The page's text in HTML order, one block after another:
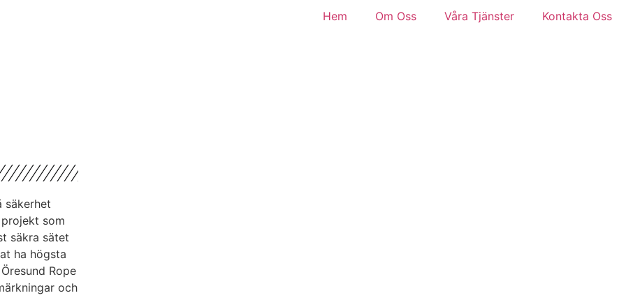
Hem Om Oss Våra Tjänster Kontakta Oss
säkerhet
som
säkra sätet
ha högsta
Rope
och